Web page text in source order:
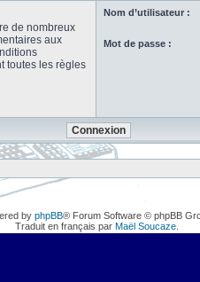
de nombreux
aux
toutes les règles
Nom d’utilisateur :
Mot de passe :
by phpBB® Forum Software © phpBB
Traduit en français par Maël Soucaze.